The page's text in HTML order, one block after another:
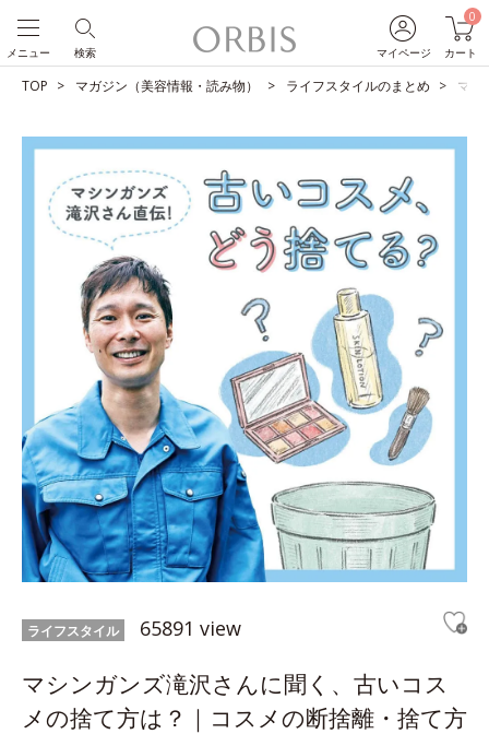
マイページ
0
カート
検索
メニュー
TOP マガジン（美容情報・読み物） ライフスタイルのまとめ マシ
ライフスタイル 65891 view
マシンガンズ滝沢さんに聞く、古いコス
メの捨て方は？｜コスメの断捨離・捨て方